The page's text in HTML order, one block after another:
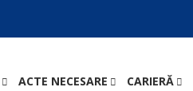
ACTE NECESARE CARIERĂ